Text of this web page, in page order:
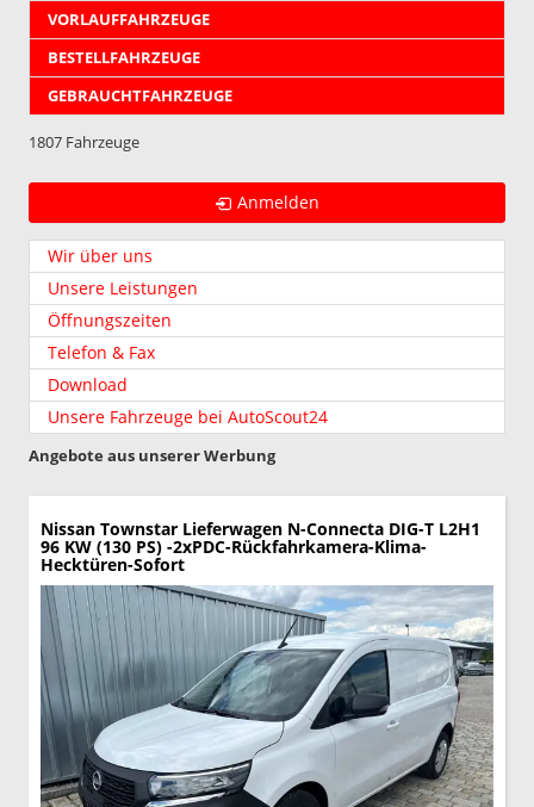
VORLAUFFAHRZEUGE
BESTELLFAHRZEUGE
GEBRAUCHTFAHRZEUGE
1807 Fahrzeuge
Anmelden
Wir über uns
Unsere Leistungen
Öffnungszeiten
Telefon & Fax
Download
Unsere Fahrzeuge bei AutoScout24
Angebote aus unserer Werbung
Nissan Townstar Lieferwagen N-Connecta DIG-T L2H1
96 KW (130 PS) -2xPDC-Rückfahrkamera-Klima-
Hecktüren-Sofort